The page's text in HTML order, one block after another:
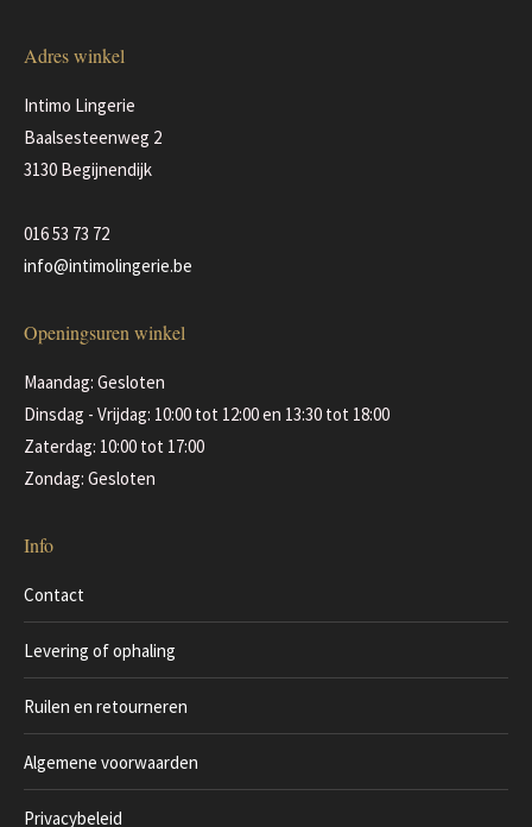
Adres winkel
Intimo Lingerie
Baalsesteenweg 2
3130 Begijnendijk
016 53 73 72
info@intimolingerie.be
Openingsuren winkel
Maandag: Gesloten
Dinsdag - Vrijdag: 10:00 tot 12:00 en 13:30 tot 18:00
Zaterdag: 10:00 tot 17:00
Zondag: Gesloten
Info
Contact
Levering of ophaling
Ruilen en retourneren
Algemene voorwaarden
Privacybeleid